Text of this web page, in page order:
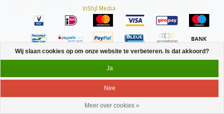
InStijl Media
Menu Inloggen
Wij slaan cookies op om onze website te verbeteren. Is dat akkoord?
Ja
Nee
Meer over cookies »